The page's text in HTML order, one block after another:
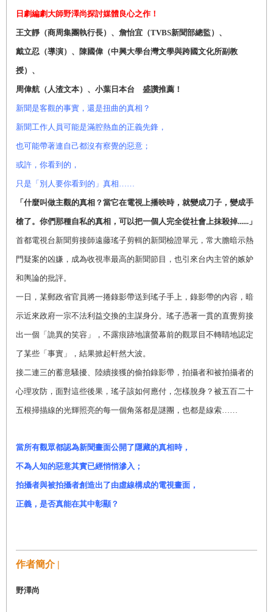
日劇編劇大師野澤尚探討媒體良心之作！
王文靜（商周集團執行長）、詹怡宜（TVBS新聞部總監）、
戴立忍（導演）、陳國偉（中興大學台灣文學與跨國文化所副教
授）、
周偉航（人渣文本）、小葉日本台 盛讚推薦！
新聞是客觀的事實，還是扭曲的真相？
新聞工作人員可能是滿腔熱血的正義先鋒，
也可能帶著連自己都沒有察覺的惡意；
或許，你看到的，
只是「別人要你看到的」真相……
「什麼叫做主觀的真相？當它在電視上播映時，就變成刀子，變成手
槍了。你們那種自私的真相，可以把一個人完全從社會上抹殺掉......」
首都電視台新聞剪接師遠藤瑤子剪輯的新聞檢證單元，常大膽暗示熱
門疑案的凶嫌，成為收視率最高的新聞節目，也引來台內主管的嫉妒
和輿論的批評。
一日，某郵政省官員將一捲錄影帶送到瑤子手上，錄影帶的內容，暗
示近來政府一宗不法利益交換的主謀身分。瑤子憑著一貫的直覺剪接
出一個「詭異的笑容」，不露痕跡地讓螢幕前的觀眾目不轉睛地認定
了某些「事實」，結果掀起軒然大波。
接二連三的蓄意騷擾、陸續接獲的偷拍錄影帶，拍攝者和被拍攝者的
心理攻防，面對這些後果，瑤子該如何應付，怎樣脫身？被五百二十
五根掃描線的光輝照亮的每一個角落都是謎團，也都是線索……
當所有觀眾都認為新聞畫面公開了隱藏的真相時，
不為人知的惡意其實已經悄悄滲入；
拍攝者與被拍攝者創造出了由虛線構成的電視畫面，
正義，是否真能在其中彰顯？
作者簡介 |
野澤尚